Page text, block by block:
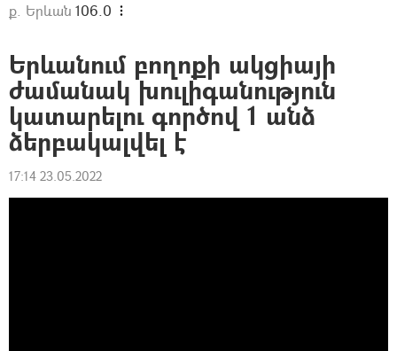
ք. Երևան 106.0
Երևանում բողոքի ակցիայի
ժամանակ խուլիգանություն
կատարելու գործով 1 անձ
ձերբակալվել է
17:14 23.05.2022